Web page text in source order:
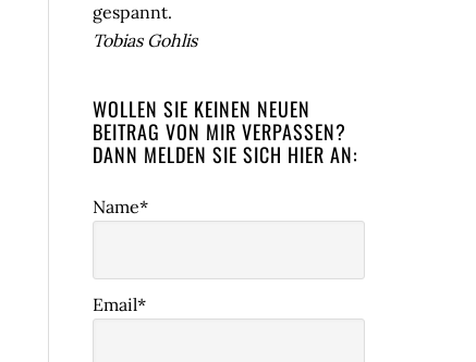
gespannt.
Tobias Gohlis
WOLLEN SIE KEINEN NEUEN
BEITRAG VON MIR VERPASSEN?
DANN MELDEN SIE SICH HIER AN:
Name*
Email*